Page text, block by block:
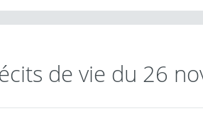
la taille de la
de vie du 26